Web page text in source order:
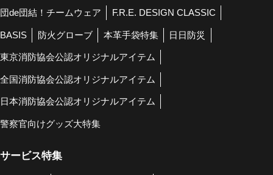
団de団結！チームウェア F.R.E. DESIGN CLASSIC
BASIS 防火グローブ 本革手袋特集 日日防災
東京消防協会公認オリジナルアイテム
全国消防協会公認オリジナルアイテム
日本消防協会公認オリジナルアイテム
警察官向けグッズ大特集
サービス特集